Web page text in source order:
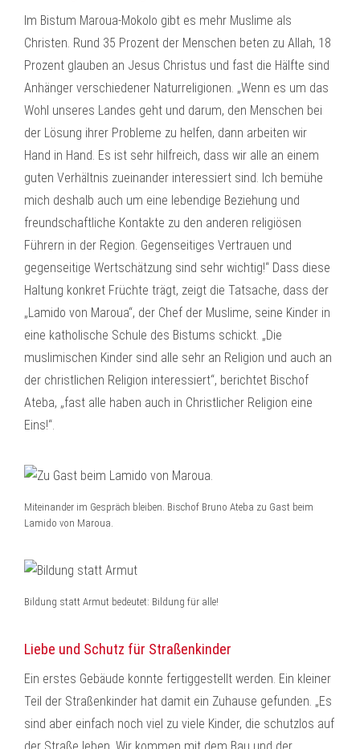
Im Bistum Maroua-Mokolo gibt es mehr Muslime als
Christen. Rund 35 Prozent der Menschen beten zu Allah, 18
Prozent glauben an Jesus Christus und fast die Hälfte sind
Anhänger verschiedener Naturreligionen. „Wenn es um das
Wohl unseres Landes geht und darum, den Menschen bei
der Lösung ihrer Probleme zu helfen, dann arbeiten wir
Hand in Hand. Es ist sehr hilfreich, dass wir alle an einem
guten Verhältnis zueinander interessiert sind. Ich bemühe
mich deshalb auch um eine lebendige Beziehung und
freundschaftliche Kontakte zu den anderen religiösen
Führern in der Region. Gegenseitiges Vertrauen und
gegenseitige Wertschätzung sind sehr wichtig!“ Dass diese
Haltung konkret Früchte trägt, zeigt die Tatsache, dass der
„Lamido von Maroua“, der Chef der Muslime, seine Kinder in
eine katholische Schule des Bistums schickt. „Die
muslimischen Kinder sind alle sehr an Religion und auch an
der christlichen Religion interessiert“, berichtet Bischof
Ateba, „fast alle haben auch in Christlicher Religion eine
Eins!“.
Miteinander im Gespräch bleiben. Bischof Bruno Ateba zu Gast beim
Lamido von Maroua.
Bildung statt Armut bedeutet: Bildung für alle!
Liebe und Schutz für Straßenkinder
Ein erstes Gebäude konnte fertiggestellt werden. Ein kleiner
Teil der Straßenkinder hat damit ein Zuhause gefunden. „Es
sind aber einfach noch viel zu viele Kinder, die schutzlos auf